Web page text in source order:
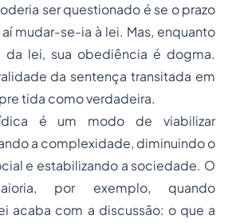
ser questionado é se o prazo
aí mudar-se-ia à lei. Mas, enquanto
da lei, sua obediência é dogma.
da sentença transitada em
tida como verdadeira.
é um modo de viabilizar
a complexidade, diminuindo o
e estabilizando a sociedade. O
por exemplo, quando
acaba com a discussão: o que a